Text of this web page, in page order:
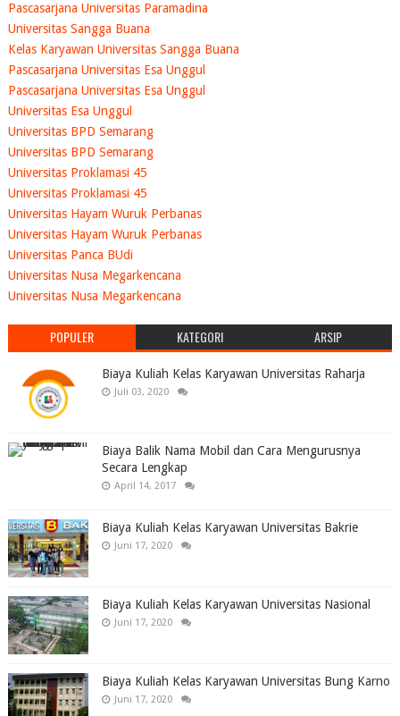
Pascasarjana Universitas Paramadina
Universitas Sangga Buana
Kelas Karyawan Universitas Sangga Buana
Pascasarjana Universitas Esa Unggul
Pascasarjana Universitas Esa Unggul
Universitas Esa Unggul
Universitas BPD Semarang
Universitas BPD Semarang
Universitas Proklamasi 45
Universitas Proklamasi 45
Universitas Hayam Wuruk Perbanas
Universitas Hayam Wuruk Perbanas
Universitas Panca BUdi
Universitas Nusa Megarkencana
Universitas Nusa Megarkencana
POPULER KATEGORI ARSIP
Biaya Kuliah Kelas Karyawan Universitas Raharja
Juli 03, 2020
Biaya Balik Nama Mobil dan Cara Mengurusnya
Secara Lengkap
April 14, 2017
Biaya Kuliah Kelas Karyawan Universitas Bakrie
Juni 17, 2020
Biaya Kuliah Kelas Karyawan Universitas Nasional
Juni 17, 2020
Biaya Kuliah Kelas Karyawan Universitas Bung Karno
Juni 17, 2020